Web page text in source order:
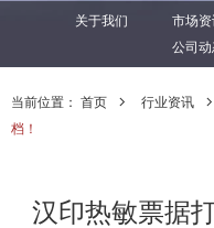
关于我们 市场
公司
当前位置： 首页 行业资讯
档！
汉印热敏票据